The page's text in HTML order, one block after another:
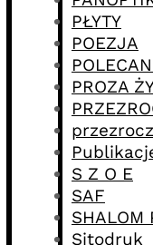
PŁYTY
POEZJA
PROZA
S Z O E
SAF
SHALOM
Sitodruk